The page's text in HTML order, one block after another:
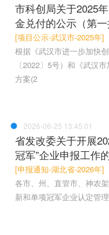
市科创局关于2025
金兑付的公示（第一
[项目公示-武汉市-2025年]
根据《武汉市进一步加快
〔2022〕5号）和《武汉
方案(2
2026-06-25 13:45:01
省发改委关于开展
冠军”企业申报工作
[申报通知-湖北省-2026年]
各市、州、直管市、神农
新和单项冠军企业认定管